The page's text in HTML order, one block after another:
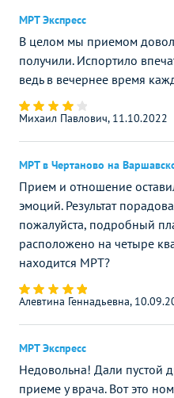
МРТ Экспресс
В целом мы приемом
получили. Испортило
ведь в вечернее время
Михаил Павлович, 11.10.2022
МРТ в Чертаново на
Прием и отношение
эмоций. Результат
пожалуйста, подробный
расположено на четыре
находится МРТ?
Алевтина Геннадьевна,
МРТ Экспресс
Недовольна! Дали пустой
приеме у врача. Вот это